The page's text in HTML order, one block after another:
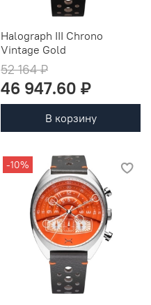
Halograph III Chrono
Vintage Gold
52 164 ₽
46 947.60 ₽
В корзину
-10%